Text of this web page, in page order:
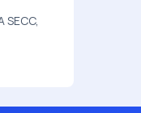
SECC,